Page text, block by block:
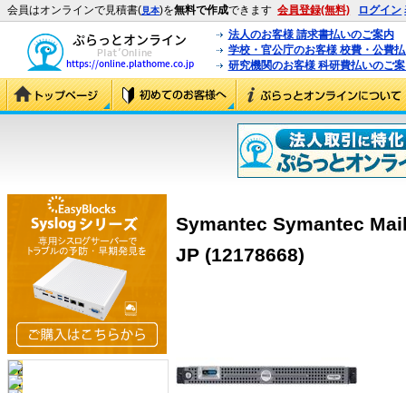
会員はオンラインで見積書(見本)を無料で作成できます 会員登録(無料) ログイン
法人のお客様 請求書払いのご案内
学校・官公庁のお客様 校費・公費
研究機関のお客様 科研費払いのご
Symantec Symantec
JP (12178668)